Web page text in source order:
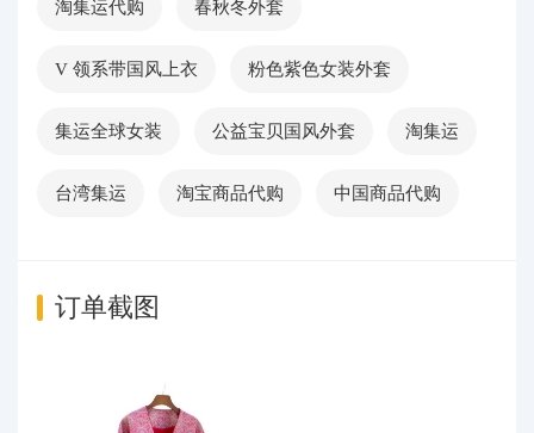
淘集运代购 春秋冬外套
V 领系带国风上衣 粉色紫色女装外套
集运全球女装 公益宝贝国风外套 淘集运
台湾集运 淘宝商品代购 中国商品代购
订单截图